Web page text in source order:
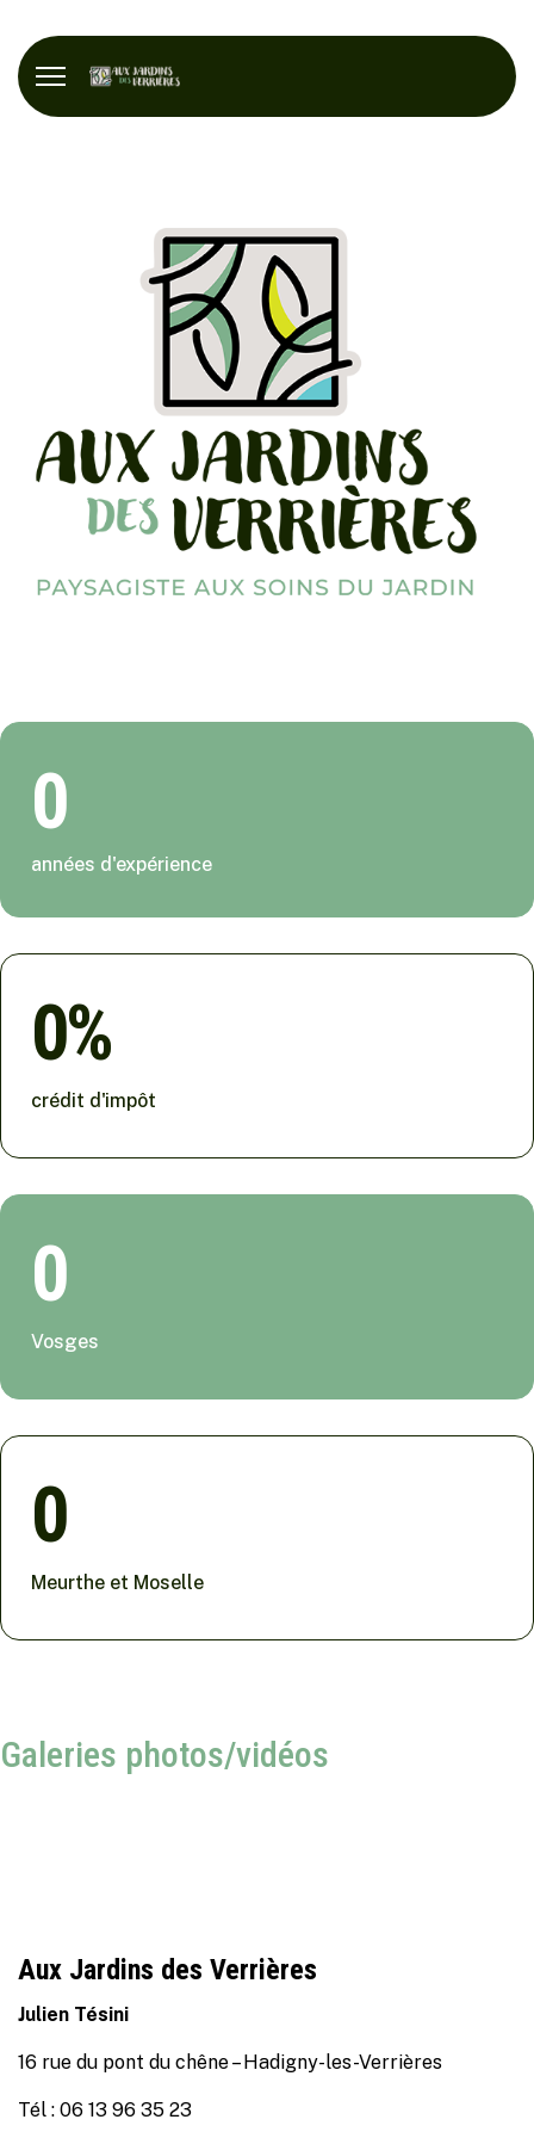
0
années d'expérience
0
crédit d'impôt
0
Vosges
0
Meurthe et Moselle
Galeries photos/vidéos
Aux Jardins des Verrières
Julien Tésini
16 rue du pont du chêne – Hadigny-les-Verrières
Tél : 06 13 96 35 23